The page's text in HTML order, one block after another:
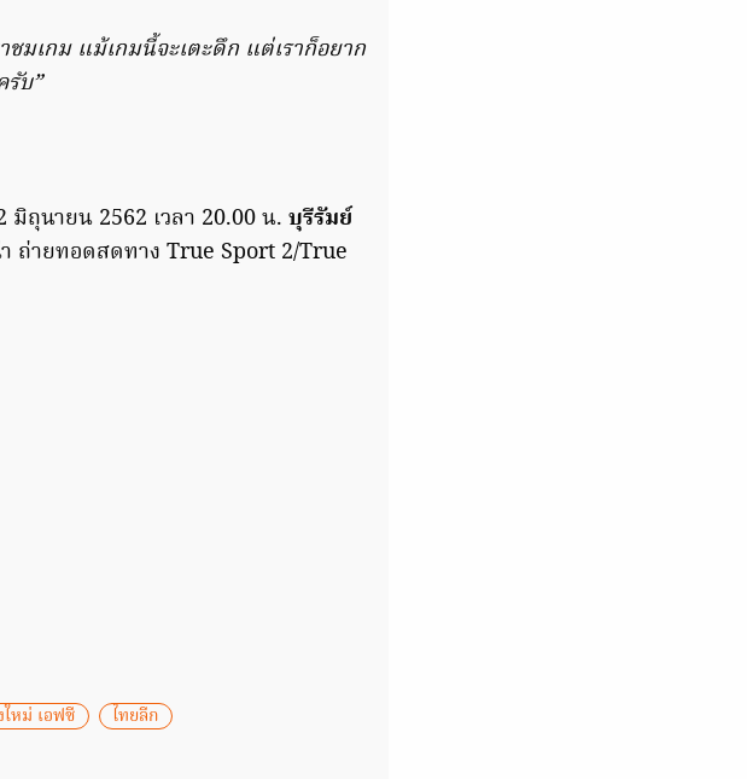
มเกม แม้เกมนี้จะเตะดึก แต่เราก็อยาก
รับ”
ถุนายน 2562 เวลา 20.00 น. บุรีรัมย์
ถ่ายทอดสดทาง True Sport 2/True
ใหม่ เอฟซี ไทยลีก